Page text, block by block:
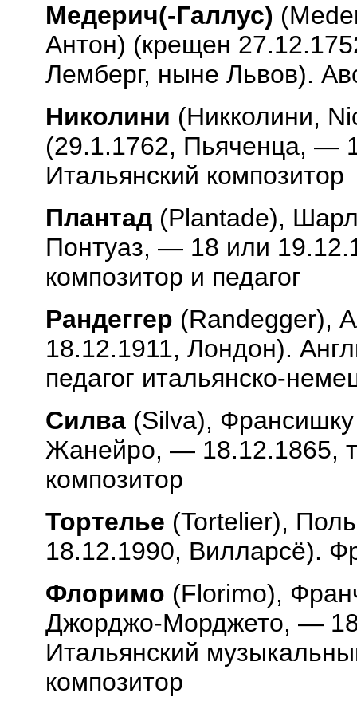
Медерич(-Галлус) (
Антон) (крещен
Лемберг, ныне Львов).
Николини (Никколини,
(29.1.1762, Пьяченца, —
Итальянский композитор
Плантад (Plantade),
Понтуаз, — 18 или
композитор и педагог
Рандеггер (Randegger),
18.12.1911, Лондон).
педагог итальянско-
Силва (Silva),
Жанейро, — 18.12.1865,
композитор
Тортелье (Tortelier),
18.12.1990, Вилларсё).
Флоримо (Florimo),
Джорджо-Морджето, —
Итальянский
композитор